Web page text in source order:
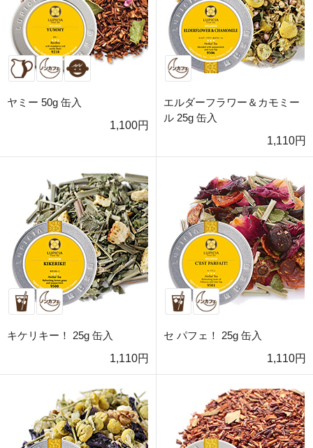
ヤミー 50g 缶入
1,100円
エルダーフラワー＆カモミー
ル 25g 缶入
1,110円
キケリキー！ 25g 缶入
1,110円
セ パフェ！ 25g 缶入
1,110円